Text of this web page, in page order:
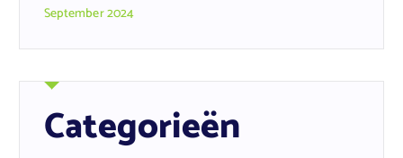
September 2024
Categorieën